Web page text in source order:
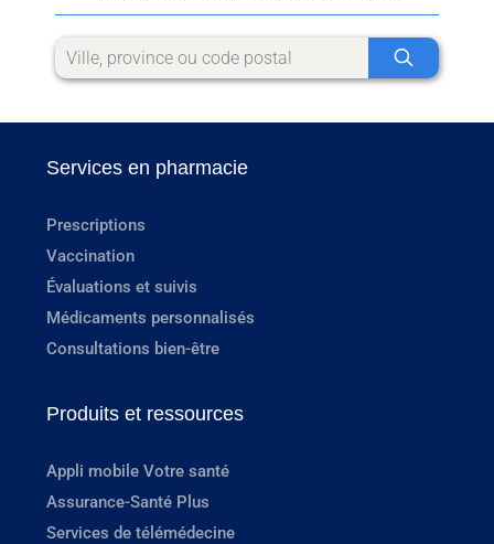
Services en pharmacie
Prescriptions
Vaccination
Évaluations et suivis
Médicaments personnalisés
Consultations bien-être
Produits et ressources
Appli mobile Votre santé
Assurance-Santé Plus
Services de télémédecine